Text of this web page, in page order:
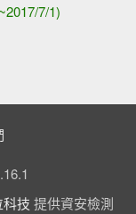
7/1)
技 提供資安檢測